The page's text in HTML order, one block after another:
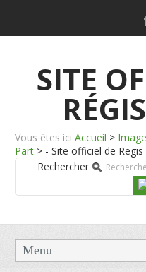
SITE
Vous êtes ici Accueil > Image
Part > - Site officiel de Regis
Rechercher
Menu